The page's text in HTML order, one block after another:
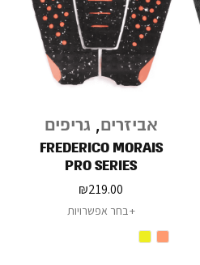
אביזרים, גריפים
FREDERICO MORAIS
PRO SERIES
₪219.00
בחר אפשרויות